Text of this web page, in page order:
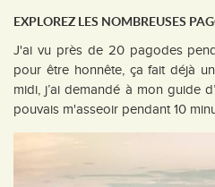
EXPLOREZ LES NOMBREUSES
J'ai vu près de 20 pagodes
pour être honnête, ça fait déjà
midi, j’ai demandé à mon guide
pouvais m'asseoir pendant 10